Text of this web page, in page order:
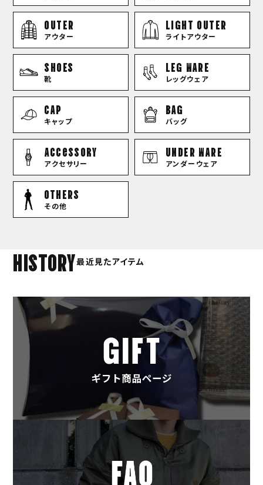
OUTER
アウター
LIGHT OUTER
ライトアウター
SHOES
靴
LEG WARE
レッグウェア
CAP
キャップ
BAG
バッグ
Accessory
アクセサリー
UNDER WARE
アンダーウェア
OTHERS
その他
HISTORY最近見たアイテム